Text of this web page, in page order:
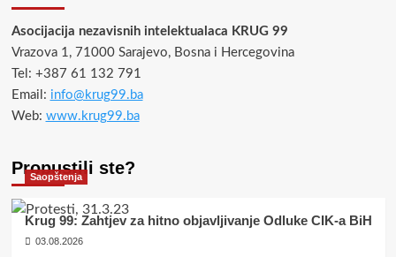
Asocijacija nezavisnih intelektualaca KRUG 99
Vrazova 1, 71000 Sarajevo, Bosna i Hercegovina
Tel: +387 61 132 791
Email: info@krug99.ba
Web: www.krug99.ba
Propustili ste?
Saopštenja
Krug 99: Zahtjev za hitno objavljivanje Odluke CIK-a BiH
03.08.2026